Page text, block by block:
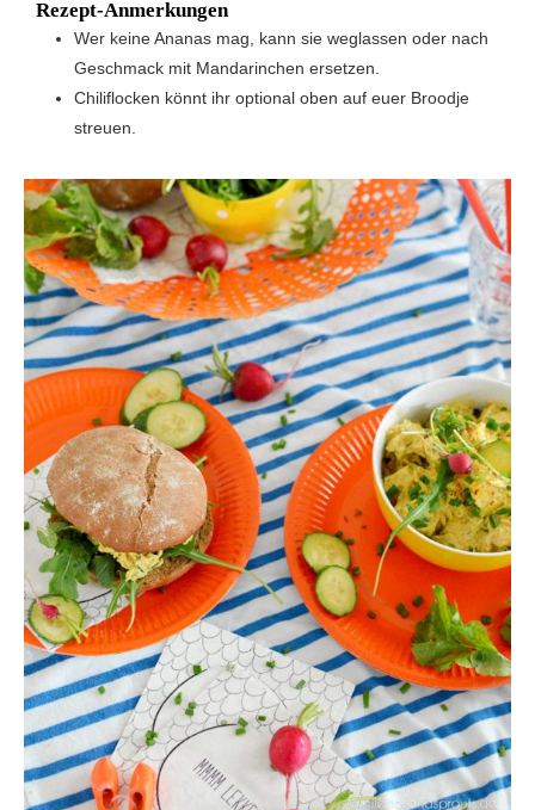
Rezept-Anmerkungen
Wer keine Ananas mag, kann sie weglassen oder nach
Geschmack mit Mandarinchen ersetzen.
Chiliflocken könnt ihr optional oben auf euer Broodje
streuen.